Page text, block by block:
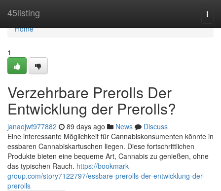
45listing
Home
Home
1
Verzehrbare Prerolls Der
Entwicklung der Prerolls?
janaojwf977882 89 days ago News
Discuss
Eine interessante Möglichkeit für Cannabiskonsumenten könnte in
essbaren Cannabiskartuschen liegen. Diese fortschrittlichen
Produkte bieten eine bequeme Art, Cannabis zu genießen, ohne
das typischen Rauch. https://bookmark-
group.com/story7122797/essbare-prerolls-der-entwicklung-der-
prerolls